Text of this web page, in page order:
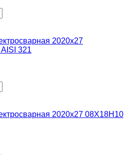
2020х27
321
2020х27 08Х18Н10